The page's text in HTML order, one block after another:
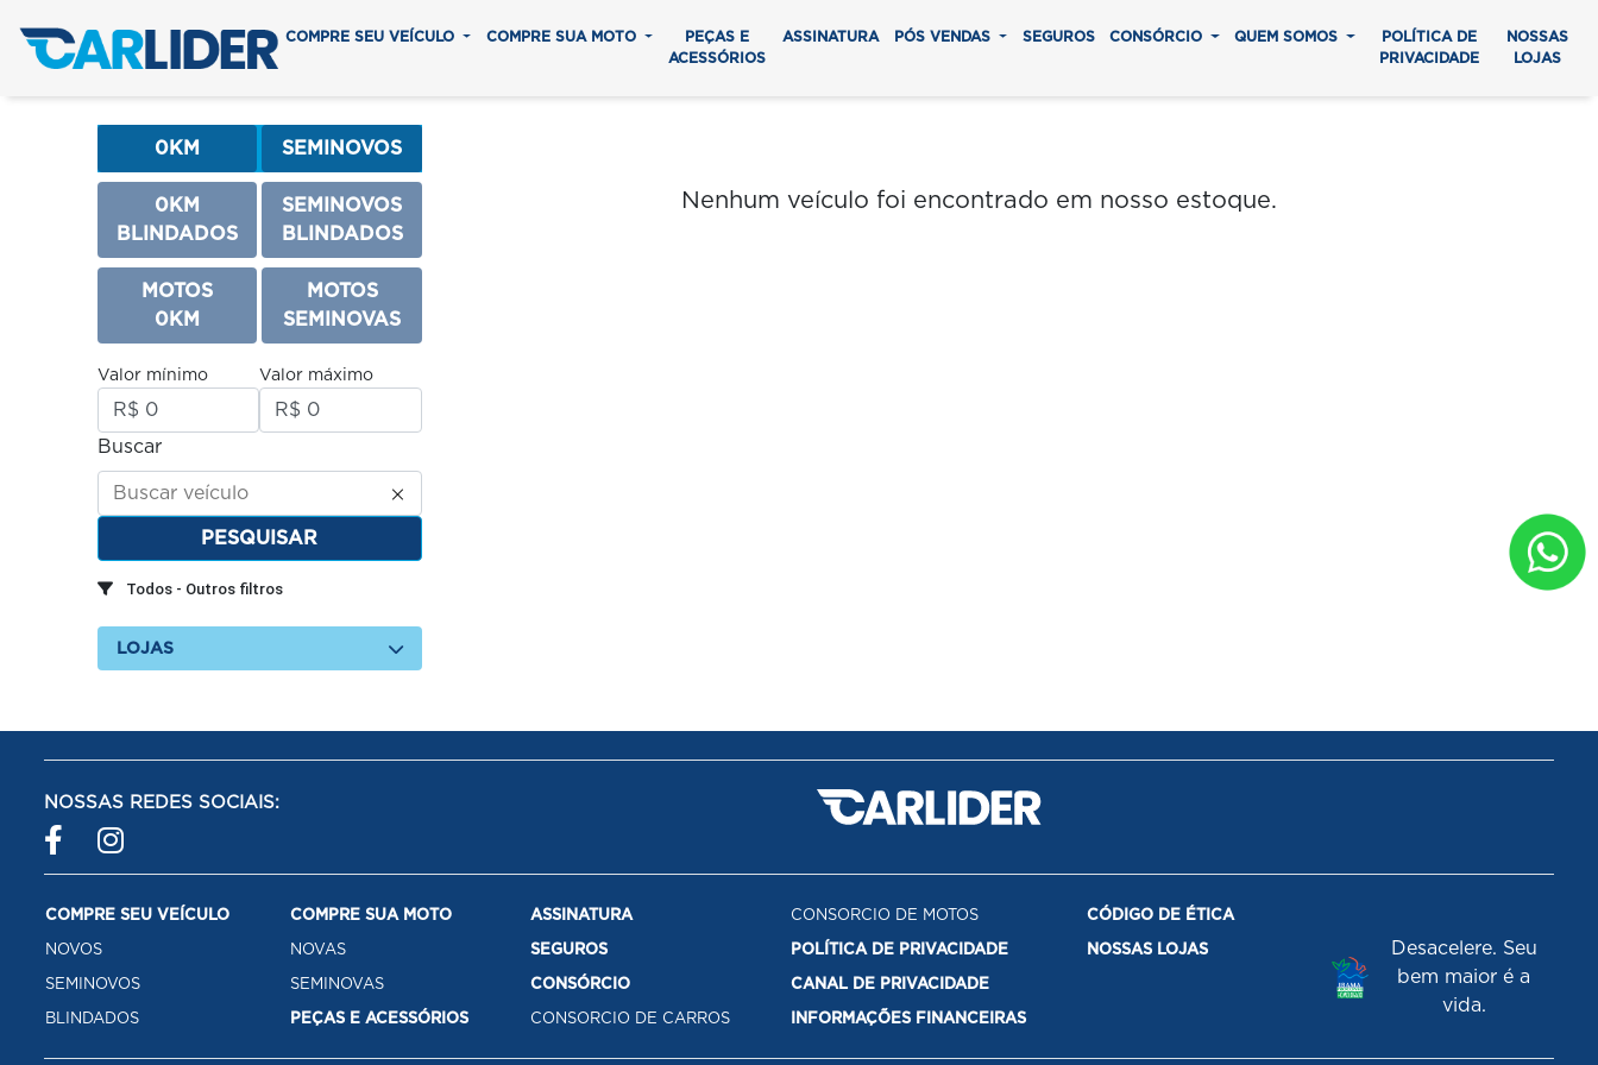
COMPRE SEU VEÍCULO COMPRE SUA MOTO
PEÇAS E
ACESSÓRIOS
ASSINATURA PÓS VENDAS SEGUROS CONSÓRCIO QUEM SOMOS
POLÍTICA DE
PRIVACIDADE
NOSSAS
LOJAS
0KM SEMINOVOS
0KM
BLINDADOS
SEMINOVOS
BLINDADOS
MOTOS
0KM
MOTOS
SEMINOVAS
Valor mínimo Valor máximo
Buscar
PESQUISAR
Todos - Outros filtros
LOJAS
Nenhum veículo foi encontrado em nosso estoque.
NOSSAS REDES SOCIAIS:
COMPRE SEU VEÍCULO
NOVOS
SEMINOVOS
BLINDADOS
COMPRE SUA MOTO
NOVAS
SEMINOVAS
PEÇAS E ACESSÓRIOS
ASSINATURA
SEGUROS
CONSÓRCIO
CONSORCIO DE CARROS
CONSORCIO DE MOTOS
POLÍTICA DE PRIVACIDADE
CANAL DE PRIVACIDADE
INFORMAÇÕES FINANCEIRAS
CÓDIGO DE ÉTICA
NOSSAS LOJAS
Desacelere. Seu
bem maior é a
vida.